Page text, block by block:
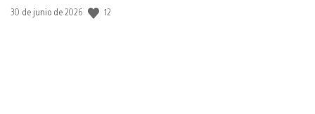
Fecha
30 de junio de 2026 12